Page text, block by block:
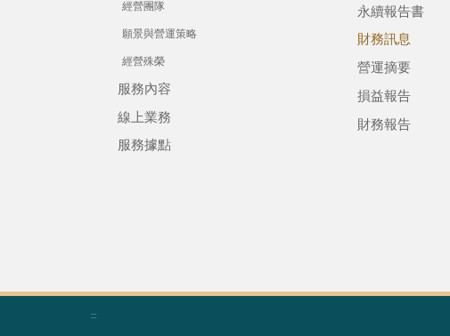
經營團隊
願景與營運策略
經營殊榮
服務內容
線上業務
服務據點
永續報告書
財務訊息
營運摘要
損益報告
財務報告
:::